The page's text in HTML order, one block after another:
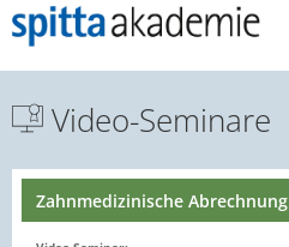
Video-Seminare
Zahnmedizinische Abrechnung